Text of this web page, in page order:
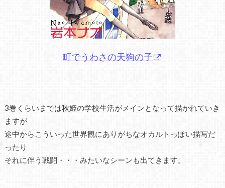
町でうわさの天狗の子
3巻くらいまでは秋姫の学校生活がメインとなって描かれていき
ますが
途中からこういった世界観にありがちなオカルトっぽい描写だ
ったり
それに伴う戦闘・・・みたいなシーンも出てきます。